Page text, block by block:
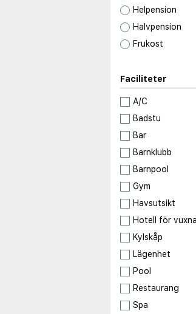
Helpension
Halvpension
Frukost
Faciliteter
A/C
Badstu
Bar
Barnklubb
Barnpool
Gym
Havsutsikt
Hotell för vuxna
Kylskåp
Lägenhet
Pool
Restaurang
Spa